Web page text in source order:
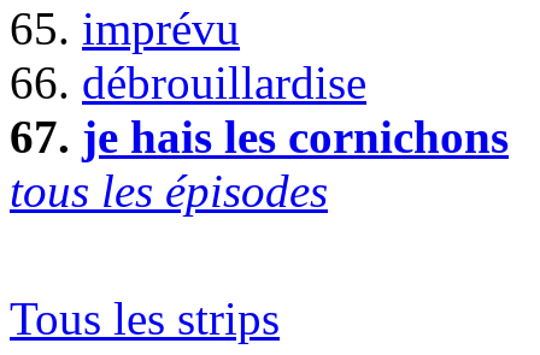
65. imprévu
66. débrouillardise
67. je hais les cornichons
tous les épisodes
Tous les strips